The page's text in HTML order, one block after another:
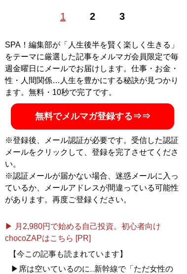
1 2 3
proportion アーキテクツ代表取締役。「地球と人にやさ
省エネ性や空間が人に与える心理的影響をまとめた空間
心理学を組み込みながら設計活動を行っている。これま
で120件の家や幼保園、福祉施設などの設計に携わって
きた。クライアントには、上場会社の経営者やベストセ
ラー作家をはじめ「住む人が幸せになる家」のコンセプ
トに共感する人が集い、全国で家づくりを展開中
記事一覧へ
SPA！編集部が「人生後半を賢く楽しく生きる」
をテーマに厳選した記事をメルマガ会員限定で毎
週金曜日にメールでお届けします。仕事・お金・
性・人間関係…人生を豊かにする秘訣が見つかり
ます。無料・10秒で完了です。
無料でメルマガ登録する⇒⇒
※登録後、メール認証が必要です。受信した認証
メールをクリックして、登録を完了させてくださ
い。
※認証メールが届かない場合、迷惑メールに入っ
ているか、メールアドレスが間違っている可能性
があります。再度ご登録ください。
▶ 月2,980円で始める自己投資。初心者向け
chocoZAPはこちら [PR]
【今この記事も読まれています】
▶席は空いているのに...新幹線で「ただ女性の